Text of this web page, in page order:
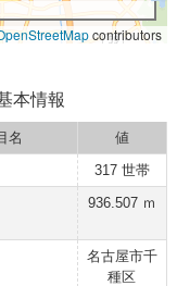
contributors
本情報
名
値
317 世帯
936.507 ｍ
名古屋市千
種区